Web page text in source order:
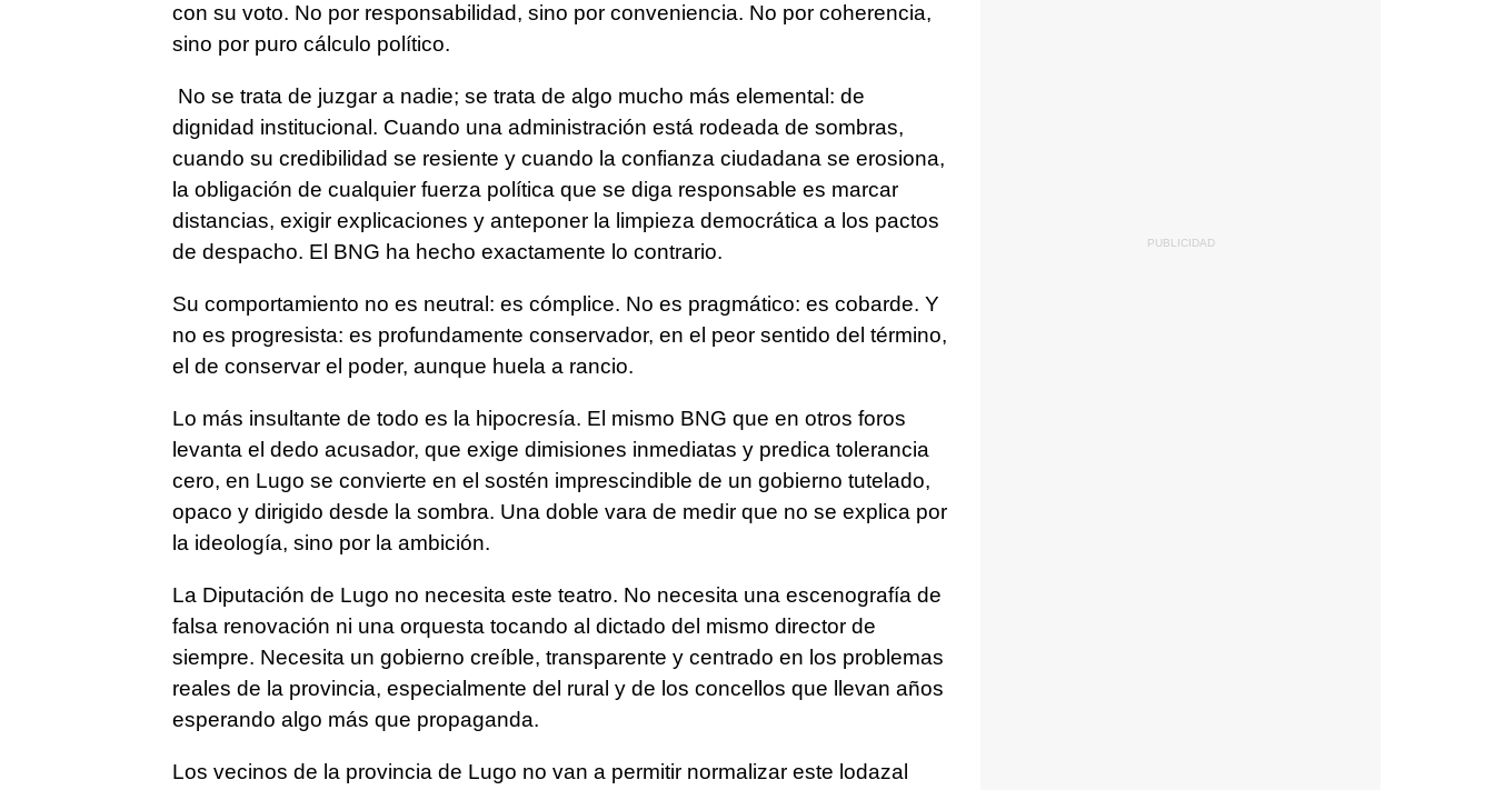
con su voto. No por responsabilidad, sino por conveniencia. No por coherencia,
sino por puro cálculo político.
No se trata de juzgar a nadie; se trata de algo mucho más elemental: de
dignidad institucional. Cuando una administración está rodeada de sombras,
cuando su credibilidad se resiente y cuando la confianza ciudadana se erosiona,
la obligación de cualquier fuerza política que se diga responsable es marcar
distancias, exigir explicaciones y anteponer la limpieza democrática a los pactos
de despacho. El BNG ha hecho exactamente lo contrario.
Su comportamiento no es neutral: es cómplice. No es pragmático: es cobarde. Y
no es progresista: es profundamente conservador, en el peor sentido del término,
el de conservar el poder, aunque huela a rancio.
Lo más insultante de todo es la hipocresía. El mismo BNG que en otros foros
levanta el dedo acusador, que exige dimisiones inmediatas y predica tolerancia
cero, en Lugo se convierte en el sostén imprescindible de un gobierno tutelado,
opaco y dirigido desde la sombra. Una doble vara de medir que no se explica por
la ideología, sino por la ambición.
La Diputación de Lugo no necesita este teatro. No necesita una escenografía de
falsa renovación ni una orquesta tocando al dictado del mismo director de
siempre. Necesita un gobierno creíble, transparente y centrado en los problemas
reales de la provincia, especialmente del rural y de los concellos que llevan años
esperando algo más que propaganda.
Los vecinos de la provincia de Lugo no van a permitir normalizar este lodazal